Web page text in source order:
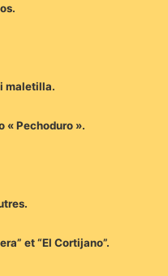
maletilla.
« Pechoduro ».
et “El Cortijano”.